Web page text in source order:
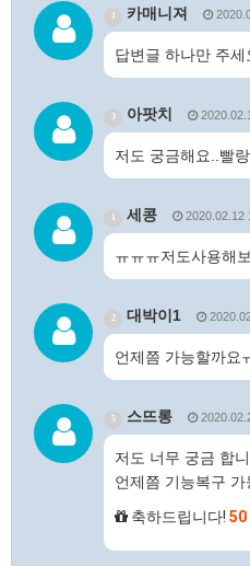
카매니져
답변글 하나만 주
3 아팟치
저도 궁금해요..빨
세콩 2020.02.12
ㅠㅠㅠ저도사용해
2 대박이1
언제쯤 가능할까요
5 스뜨롱
저도 너무 궁금 합
언제쯤 기능복구
축하드립니다! 50